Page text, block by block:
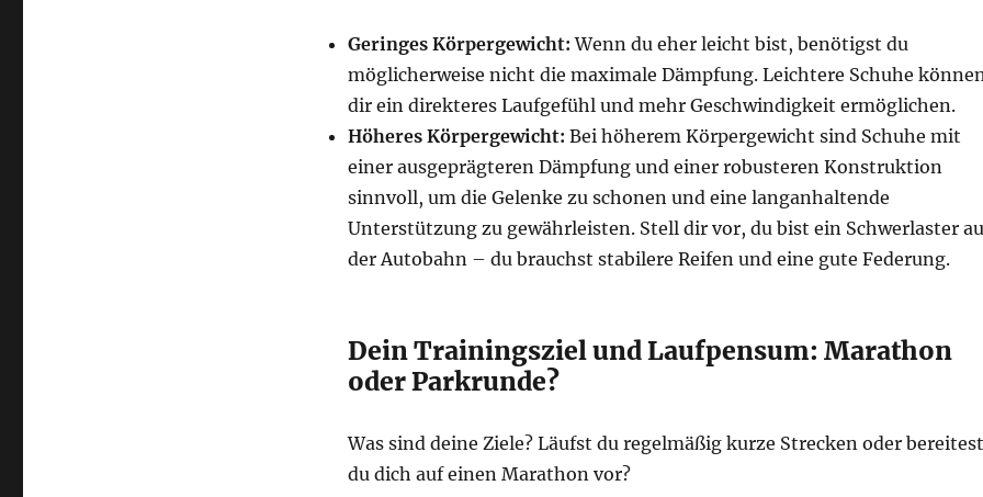
Geringes Körpergewicht: Wenn du eher leicht bist, benötigst du
möglicherweise nicht die maximale Dämpfung. Leichtere Schuhe
dir ein direkteres Laufgefühl und mehr Geschwindigkeit ermöglichen.
Höheres Körpergewicht: Bei höherem Körpergewicht sind Schuhe mit
einer ausgeprägteren Dämpfung und einer robusteren Konstruktion
sinnvoll, um die Gelenke zu schonen und eine langanhaltende
Unterstützung zu gewährleisten. Stell dir vor, du bist ein Schwerlaster
der Autobahn – du brauchst stabilere Reifen und eine gute Federung.
Dein Trainingsziel und Laufpensum: Marathon
oder Parkrunde?
Was sind deine Ziele? Läufst du regelmäßig kurze Strecken oder bereitest
du dich auf einen Marathon vor?